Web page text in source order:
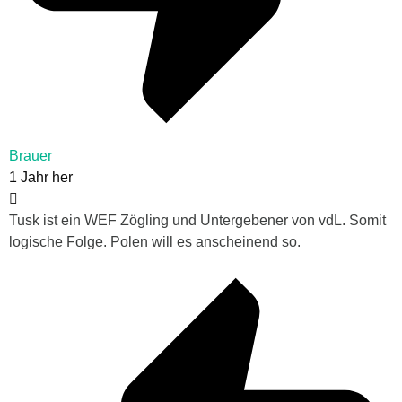
Brauer
1 Jahr her
Tusk ist ein WEF Zögling und Untergebener von vdL. Somit
logische Folge. Polen will es anscheinend so.